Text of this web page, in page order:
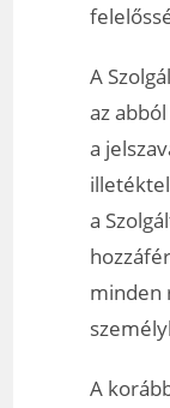
A
az
a
a
minden
A